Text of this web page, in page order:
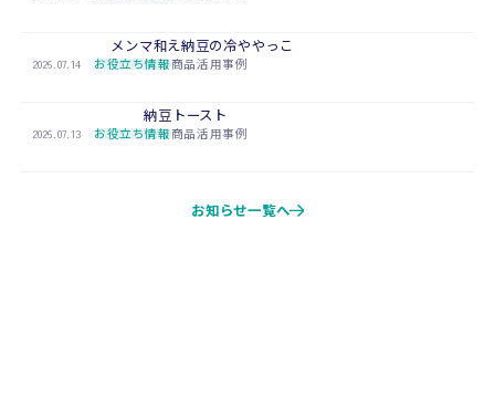
2026.07.14 お役立ち情報商品活用事例
メンマ和え納豆の冷ややっこ
2026.07.13 お役立ち情報商品活用事例
納豆トースト
お知らせ一覧へ